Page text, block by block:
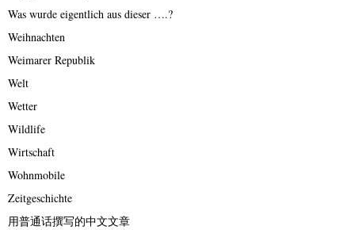
Was wurde eigentlich aus dieser ….?
Weihnachten
Weimarer Republik
Welt
Wetter
Wildlife
Wirtschaft
Wohnmobile
Zeitgeschichte
用普通话撰写的中文文章